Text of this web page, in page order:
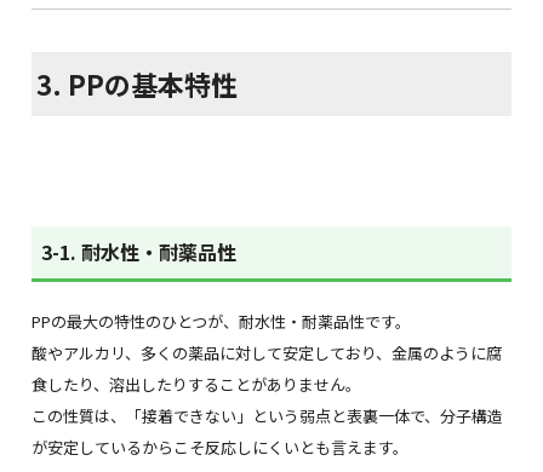
3. PPの基本特性
3-1. 耐水性・耐薬品性
PPの最大の特性のひとつが、耐水性・耐薬品性です。
酸やアルカリ、多くの薬品に対して安定しており、金属のように腐
食したり、溶出したりすることがありません。
この性質は、「接着できない」という弱点と表裏一体で、分子構造
が安定しているからこそ反応しにくいとも言えます。